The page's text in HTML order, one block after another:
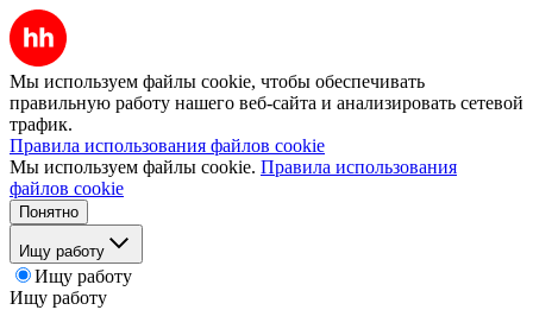
Мы используем файлы cookie, чтобы обеспечивать
правильную работу нашего веб-сайта и анализировать сетевой
трафик.
Правила использования файлов cookie
Мы используем файлы cookie. Правила использования
файлов cookie
Понятно
Ищу работу
Ищу работу
Ищу работу